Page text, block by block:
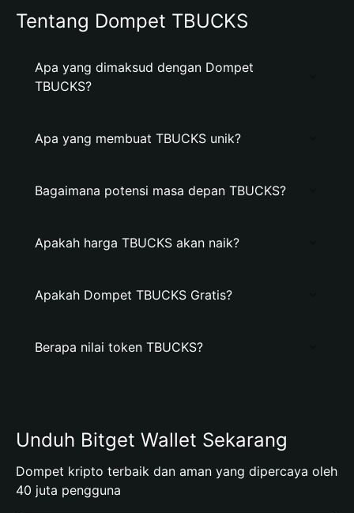
Tentang Dompet TBUCKS
Apa yang dimaksud dengan Dompet
TBUCKS?
Apa yang membuat TBUCKS unik?
Bagaimana potensi masa depan TBUCKS?
Apakah harga TBUCKS akan naik?
Apakah Dompet TBUCKS Gratis?
Berapa nilai token TBUCKS?
Unduh Bitget Wallet Sekarang
Dompet kripto terbaik dan aman yang dipercaya oleh
40 juta pengguna